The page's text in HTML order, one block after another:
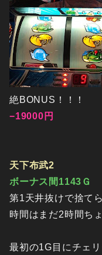
絶BONUS！！！
−19000円
天下布武2
ボーナス間1143Ｇ
第1天井抜けで捨て
時間はまだ2時間ち
最初の1G目にチェ